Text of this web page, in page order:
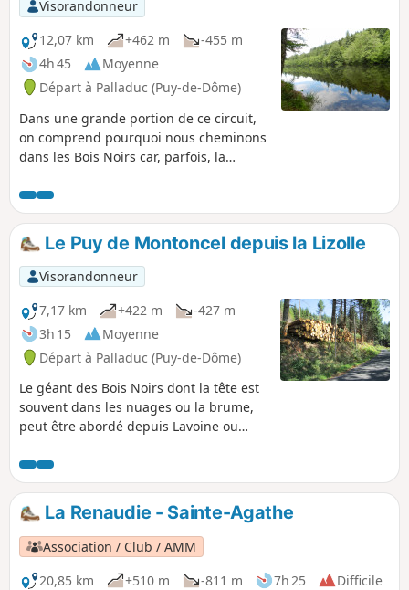
Visorandonneur
12,07 km
+462 m
-455 m
4h 45
Moyenne
Départ à Palladuc (Puy-de-Dôme)
Dans une grande portion de ce circuit,
on comprend pourquoi nous cheminons
dans les Bois Noirs car, parfois, la
feuillage. Par contre, à d'autres endroits,
les coupes d'arbres ont éclaircie la vue
et le nombre de grumes entreposées le
long des chemins est impressionnant.
Le Puy de Montoncel depuis la Lizolle
Visorandonneur
7,17 km
+422 m
-427 m
3h 15
Moyenne
Départ à Palladuc (Puy-de-Dôme)
Le géant des Bois Noirs dont la tête est
souvent dans les nuages ou la brume,
peut être abordé depuis Lavoine ou
balade, nous avons choisi de
l'approcher par Palladuc. Une
promenade tout de même assez
sportive, pendant laquelle sont garantis
le calme, les grands espaces et les
panoramas étendus sur cette partie de
la belle Auvergne.
La Renaudie - Sainte-Agathe
Association / Club / AMM
20,85 km
+510 m -811 m 7h 25
Difficile